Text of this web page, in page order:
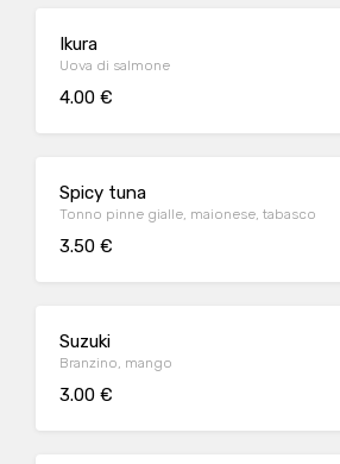
Ikura
Uova di salmone
4.00 €
Spicy tuna
Tonno pinne gialle, maionese, tabasco
3.50 €
Suzuki
Branzino, mango
3.00 €